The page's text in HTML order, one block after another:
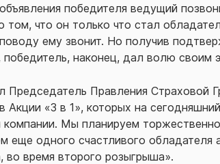
победителя ведущий
том, что он только что стал
ему звонит. Но получив
победитель, наконец, дал волю своим
Председатель Правления Страховой
Акции «3 в 1», которых на
Мы планируем
еще одного счастливого обладателя
во время второго розыгрыша».